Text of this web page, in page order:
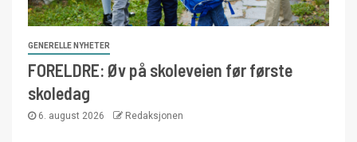
GENERELLE NYHETER
FORELDRE: Øv på skoleveien før første
skoledag
6. august 2026 Redaksjonen